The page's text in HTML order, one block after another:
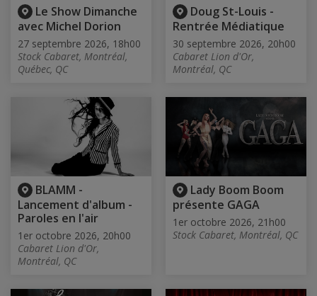
Le Show Dimanche
avec Michel Dorion
27 septembre 2026, 18h00
Stock Cabaret, Montréal,
Québec, QC
Doug St-Louis -
Rentrée Médiatique
30 septembre 2026, 20h00
Cabaret Lion d'Or,
Montréal, QC
BLAMM -
Lancement d'album -
Paroles en l'air
1er octobre 2026, 20h00
Cabaret Lion d'Or,
Montréal, QC
Lady Boom Boom
présente GAGA
1er octobre 2026, 21h00
Stock Cabaret, Montréal, QC